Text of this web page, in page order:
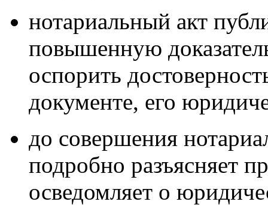
нотариальный акт
повышенную
оспорить
документе, его
до совершения
подробно разъясняет
осведомляет о